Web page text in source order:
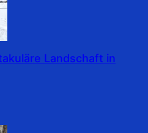
Landschaft in